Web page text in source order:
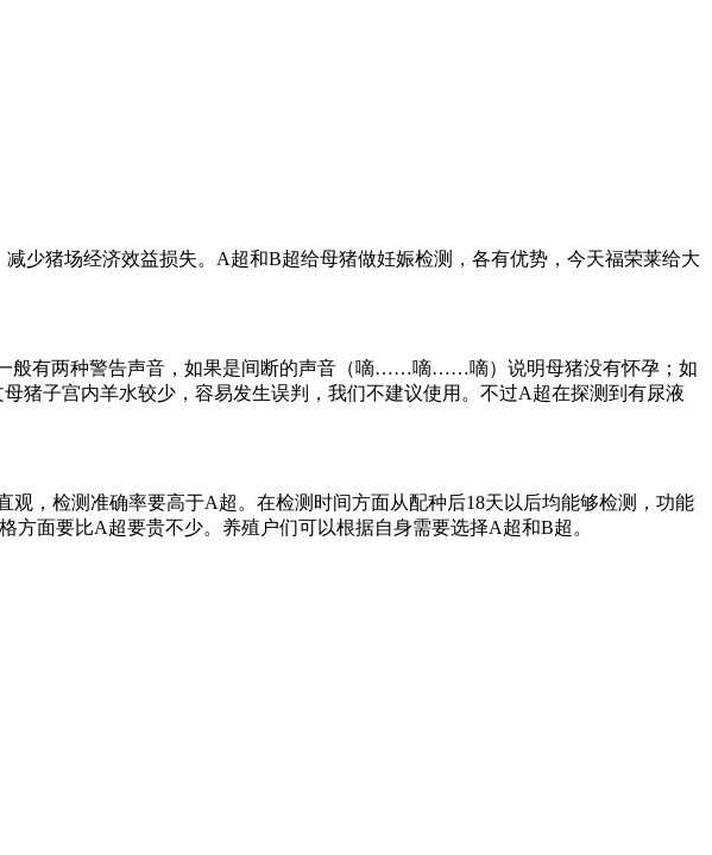
少猪场经济效益损失。A超和B超给母猪做妊娠检测，各有优势，今天福荣莱给大
般有两种警告声音，如果是间断的声音（嘀……嘀……嘀）说明母猪没有怀孕；如
猪子宫内羊水较少，容易发生误判，我们不建议使用。不过A超在探测到有尿液
，检测准确率要高于A超。在检测时间方面从配种后18天以后均能够检测，功能
面要比A超要贵不少。养殖户们可以根据自身需要选择A超和B超。